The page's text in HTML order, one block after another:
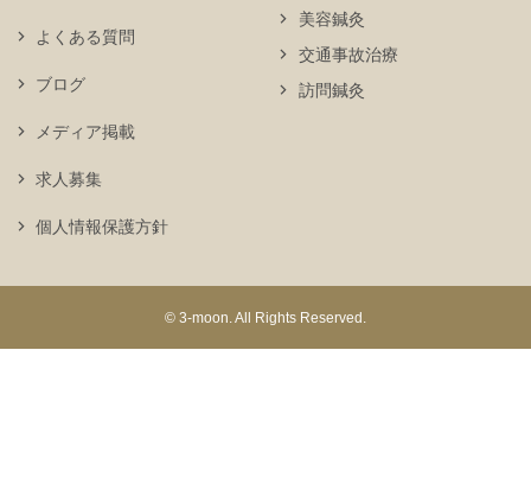
美容鍼灸
交通事故治療
訪問鍼灸
よくある質問
ブログ
メディア掲載
求人募集
個人情報保護方針
© 3-moon. All Rights Reserved.